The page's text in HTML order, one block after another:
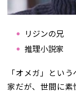
リジンの兄
推理小説家
「オメガ」とい
家だが、世間に素